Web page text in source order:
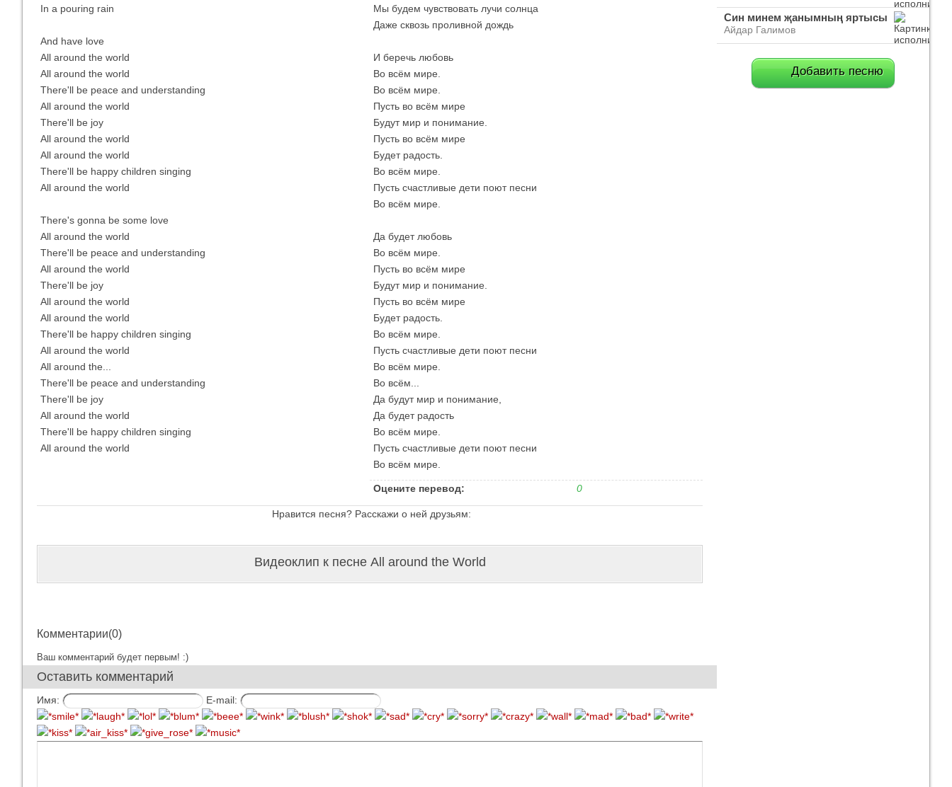
In a pouring rain
And have love
All around the world
All around the world
There'll be peace and understanding
All around the world
There'll be joy
All around the world
All around the world
There'll be happy children singing
All around the world
There's gonna be some love
All around the world
There'll be peace and understanding
All around the world
There'll be joy
All around the world
All around the world
There'll be happy children singing
All around the world
All around the...
There'll be peace and understanding
There'll be joy
All around the world
There'll be happy children singing
All around the world
Мы будем чувствовать лучи солнца
Даже сквозь проливной дождь
И беречь любовь
Во всём мире.
Во всём мире.
Пусть во всём мире
Будут мир и понимание.
Пусть во всём мире
Будет радость.
Во всём мире.
Пусть счастливые дети поют песни
Во всём мире.
Да будет любовь
Во всём мире.
Пусть во всём мире
Будут мир и понимание.
Пусть во всём мире
Будет радость.
Во всём мире.
Пусть счастливые дети поют песни
Во всём мире.
Во всём...
Да будут мир и понимание,
Да будет радость
Во всём мире.
Пусть счастливые дети поют песни
Во всём мире.
Оцените перевод: 0
Нравится песня? Расскажи о ней друзьям:
Видеоклип к песне All around the World
Комментарии(0)
Ваш комментарий будет первым! :)
Оставить комментарий
Имя: E-mail:
Син минем җанымның яртысы
Айдар Галимов
Добавить песню